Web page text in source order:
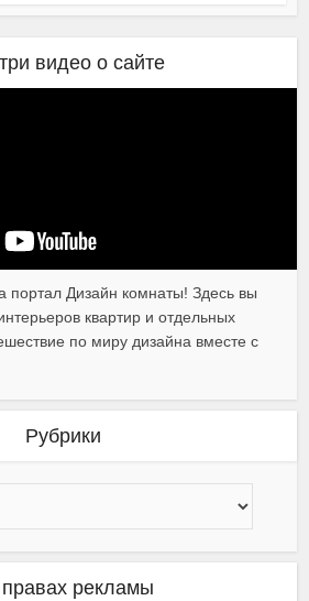
видео о сайте
портал Дизайн комнаты! Здесь вы
квартир и отдельных
по миру дизайна вместе с
Рубрики
рекламы